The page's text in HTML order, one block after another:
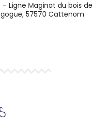
Ligne Maginot du bois de
57570 Cattenom